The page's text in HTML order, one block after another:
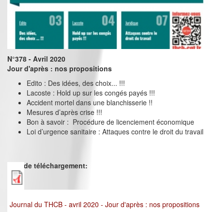
N°378 - Avril 2020
Jour d'après : nos propositions
Edito : Des idées, des choix... !!!
Lacoste : Hold up sur les congés payés !!!
Accident mortel dans une blanchisserie !!
Mesures d’après crise !!!
Bon à savoir : Procédure de licenciement économique
Loi d’urgence sanitaire : Attaques contre le droit du travail
Lien de téléchargement:
Journal du THCB - avril 2020 - Jour d'après : nos propositions